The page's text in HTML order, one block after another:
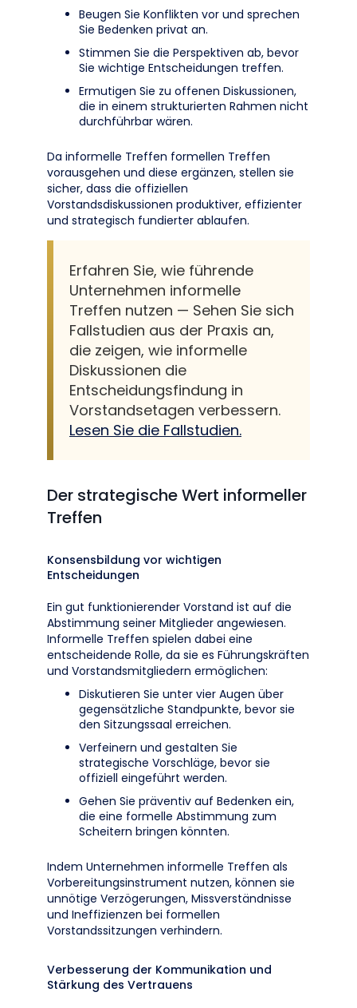
Beugen Sie Konflikten vor und sprechen
Sie Bedenken privat an.
Stimmen Sie die Perspektiven ab, bevor
Sie wichtige Entscheidungen treffen.
Ermutigen Sie zu offenen Diskussionen,
die in einem strukturierten Rahmen nicht
durchführbar wären.
Da informelle Treffen formellen Treffen
vorausgehen und diese ergänzen, stellen sie
sicher, dass die offiziellen
Vorstandsdiskussionen produktiver, effizienter
und strategisch fundierter ablaufen.
Erfahren Sie, wie führende
Unternehmen informelle
Treffen nutzen — Sehen Sie sich
Fallstudien aus der Praxis an,
die zeigen, wie informelle
Diskussionen die
Entscheidungsfindung in
Vorstandsetagen verbessern.
Lesen Sie die Fallstudien.
Der strategische Wert informeller
Treffen
Konsensbildung vor wichtigen
Entscheidungen
Ein gut funktionierender Vorstand ist auf die
Abstimmung seiner Mitglieder angewiesen.
Informelle Treffen spielen dabei eine
entscheidende Rolle, da sie es Führungskräften
und Vorstandsmitgliedern ermöglichen:
Diskutieren Sie unter vier Augen über
gegensätzliche Standpunkte, bevor sie
den Sitzungssaal erreichen.
Verfeinern und gestalten Sie
strategische Vorschläge, bevor sie
offiziell eingeführt werden.
Gehen Sie präventiv auf Bedenken ein,
die eine formelle Abstimmung zum
Scheitern bringen könnten.
Indem Unternehmen informelle Treffen als
Vorbereitungsinstrument nutzen, können sie
unnötige Verzögerungen, Missverständnisse
und Ineffizienzen bei formellen
Vorstandssitzungen verhindern.
Verbesserung der Kommunikation und
Stärkung des Vertrauens